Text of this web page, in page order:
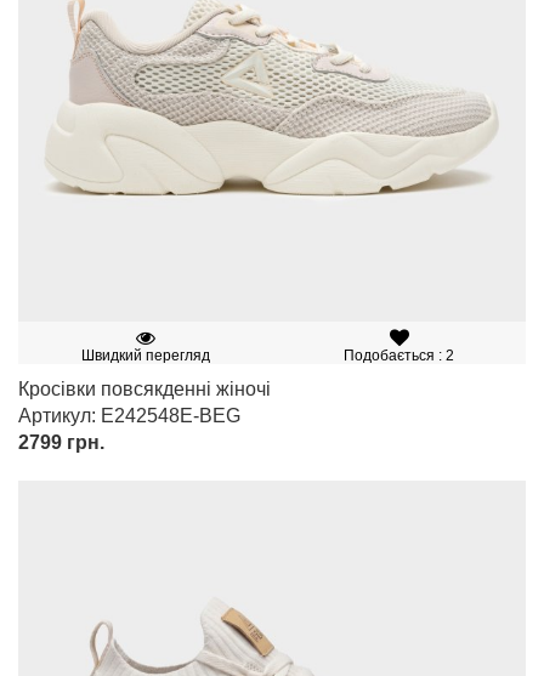
Швидкий перегляд Подобається : 2
Кросівки повсякденні жіночі
Артикул: E242548E-BEG
2799 грн.